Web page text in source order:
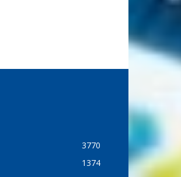
3770
1374